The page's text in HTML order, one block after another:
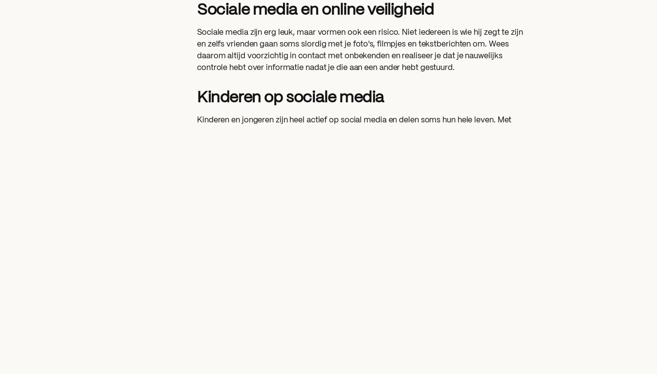
Sociale media en online veiligheid
Sociale media zijn erg leuk, maar vormen ook een risico. Niet iedereen is wie hij zegt te zijn
en zelfs vrienden gaan soms slordig met je foto's, filmpjes en tekstberichten om. Wees
daarom altijd voorzichtig in contact met onbekenden en realiseer je dat je nauwelijks
controle hebt over informatie nadat je die aan een ander hebt gestuurd.
Kinderen op sociale media
Kinderen en jongeren zijn heel actief op social media en delen soms hun hele leven. Met